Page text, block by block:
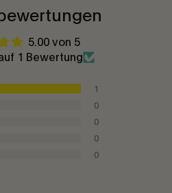
5.00 von 5
1 Bewertung
1
0
0
0
0